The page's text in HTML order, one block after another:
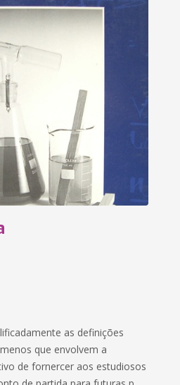
as definições
que envolvem a
de fornercer aos estudiosos